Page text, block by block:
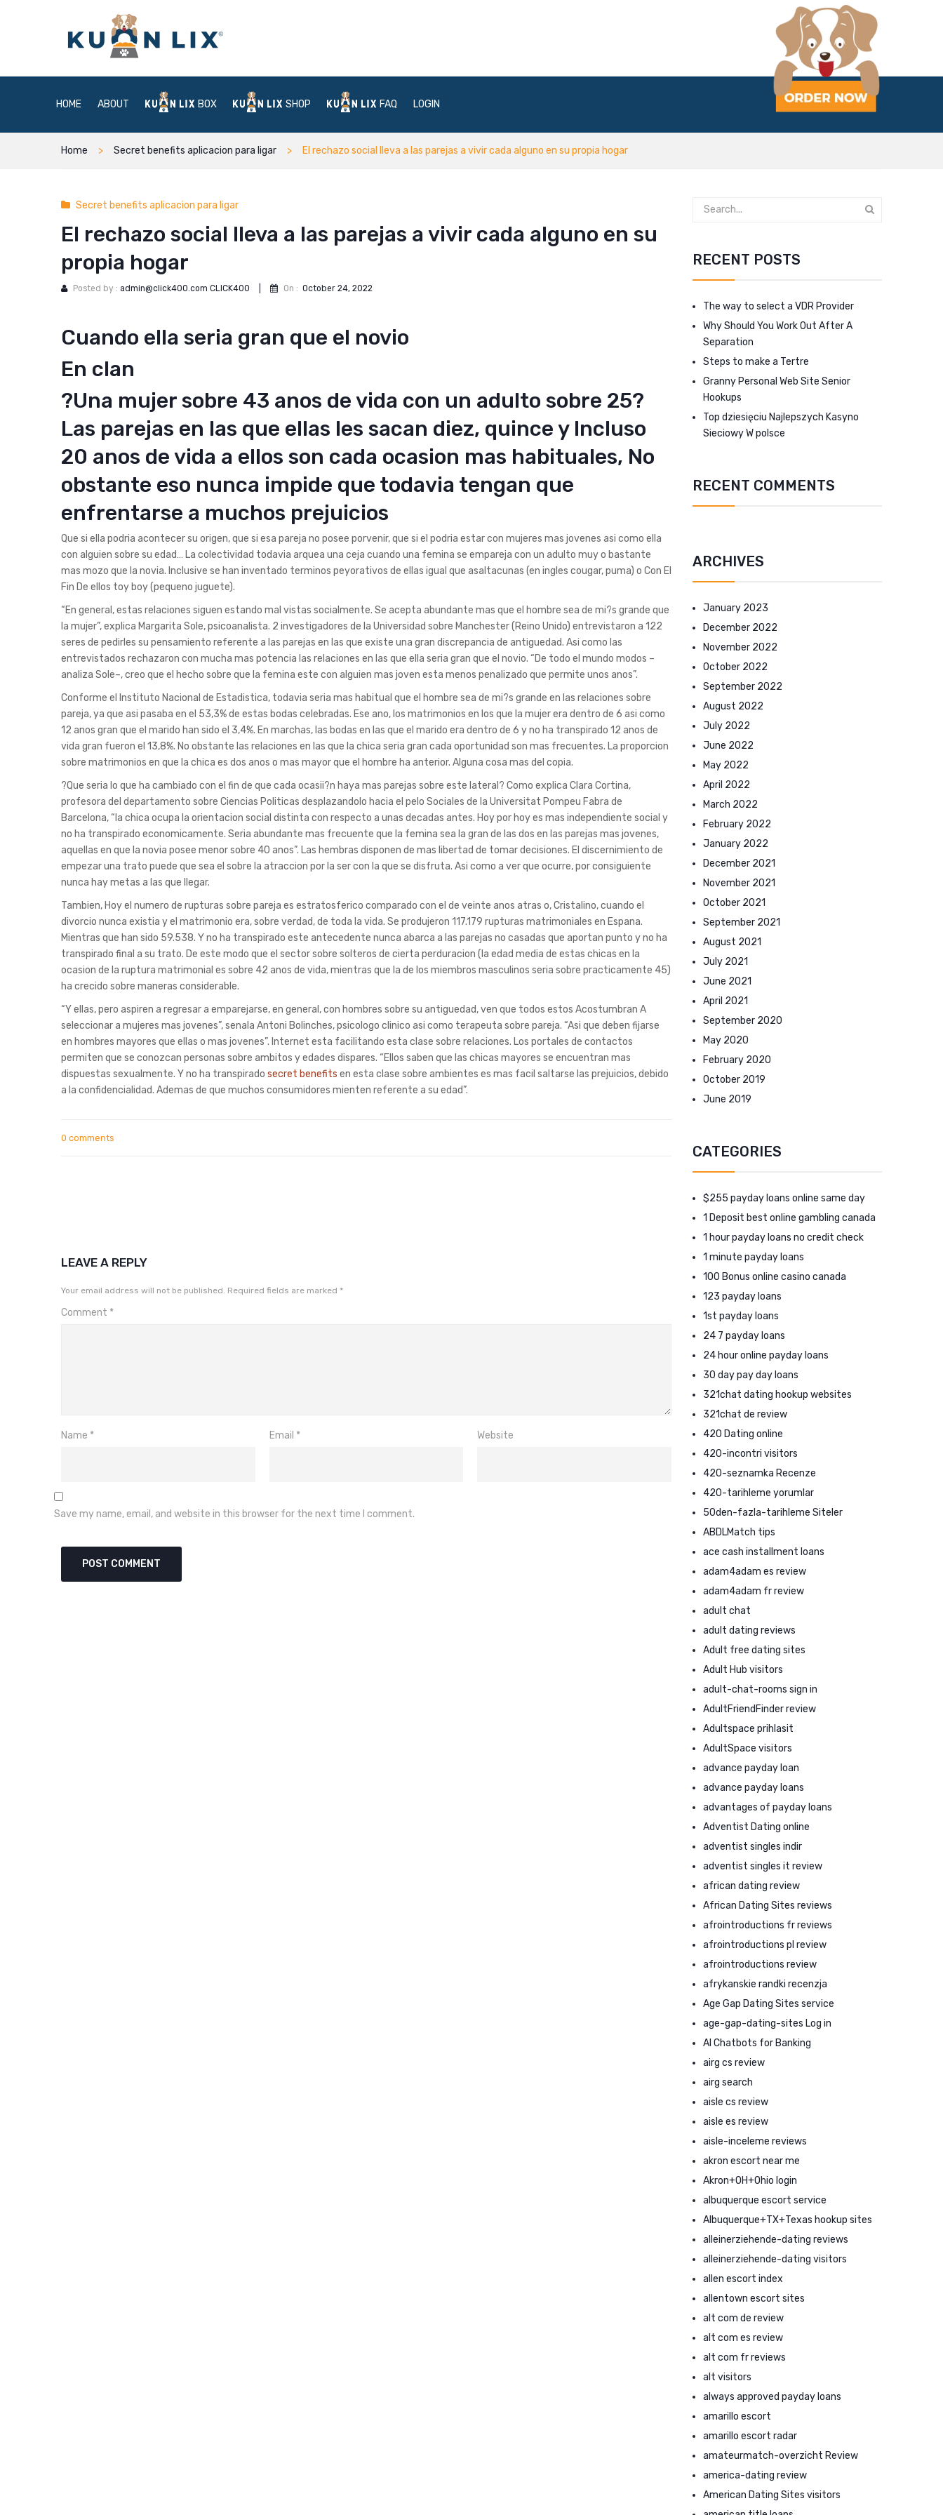
HOME ABOUT BOX SHOP FAQ LOGIN
Home Secret benefits aplicacion para ligar El rechazo social lleva a las parejas a vivir cada alguno en su propia hogar
Secret benefits aplicacion para ligar
El rechazo social lleva a las parejas a vivir cada alguno en su
propia hogar
Posted by : admin@click400.com CLICK400 On : October 24, 2022
Cuando ella seri­a gran que el novio
En clan
?Una mujer sobre 43 anos de vida con un adulto sobre 25?
Las parejas en las que ellas les sacan diez, quince y Incluso
20 anos de vida a ellos son cada ocasion mas habituales, No
obstante eso nunca impide que todavia tengan que
enfrentarse a muchos prejuicios
Que si ella podria acontecer su origen, que si esa pareja no posee porvenir, que si el podria estar con mujeres mas jovenes asi­ como ella
con alguien sobre su edad… La colectividad todavia arquea una ceja cuando una femina se empareja con un adulto muy o bastante
mas mozo que la novia. Inclusive se han inventado terminos peyorativos de ellas igual que asaltacunas (en ingles cougar, puma) o Con El
Fin De ellos toy boy (pequeno juguete).
“En general, estas relaciones siguen estando mal vistas socialmente. Se acepta abundante mas que el hombre sea de mi?s grande que
la mujer”, explica Margarita Sole, psicoanalista. 2 investigadores de la Universidad sobre Manchester (Reino Unido) entrevistaron a 122
seres de pedirles su pensamiento referente a las parejas en las que existe una gran discrepancia de antiguedad. Asi­ como las
entrevistados rechazaron con mucha mas potencia las relaciones en las que ella seri­a gran que el novio. “De todo el mundo modos –
analiza Sole–, creo que el hecho sobre que la femina este con alguien mas joven esta menos penalizado que permite unos anos”.
Conforme el Instituto Nacional de Estadistica, todavia seri­a mas habitual que el hombre sea de mi?s grande en las relaciones sobre
pareja, ya que asi pasaba en el 53,3% de estas bodas celebradas. Ese ano, los matrimonios en los que la mujer era dentro de 6 asi­ como
12 anos gran que el marido han sido el 3,4%. En marchas, las bodas en las que el marido era dentro de 6 y no ha transpirado 12 anos de
vida gran fueron el 13,8%. No obstante las relaciones en las que la chica seri­a gran cada oportunidad son mas frecuentes. La proporcion
sobre matrimonios en que la chica es dos anos o mas mayor que el hombre ha anterior. Alguna cosa mas del copia.
?Que seri­a lo que ha cambiado con el fin de que cada ocasii?n haya mas parejas sobre este lateral? Como explica Clara Cortina,
profesora del departamento sobre Ciencias Politicas desplazandolo hacia el pelo Sociales de la Universitat Pompeu Fabra de
Barcelona, “la chica ocupa la orientacion social distinta con respecto a unas decadas antes. Hoy por hoy es mas independiente social y
no ha transpirado economicamente. Seri­a abundante mas frecuente que la femina sea la gran de las dos en las parejas mas jovenes,
aquellas en que la novia posee menor sobre 40 anos”. Las hembras disponen de mas libertad de tomar decisiones. El discernimiento de
empezar una trato puede que sea el sobre la atraccion por la ser con la que se disfruta. Asi­ como a ver que ocurre, por consiguiente
nunca hay metas a las que llegar.
Tambien, Hoy el numero de rupturas sobre pareja es estratosferico comparado con el de veinte anos atras o, Cristalino, cuando el
divorcio nunca existia y el matrimonio era, sobre verdad, de toda la vida. Se produjeron 117.179 rupturas matrimoniales en Espana.
Mientras que han sido 59.538. Y no ha transpirado este antecedente nunca abarca a las parejas no casadas que aportan punto y no ha
transpirado final a su trato. De este modo que el sector sobre solteros de cierta perduracion (la edad media de estas chicas en la
ocasion de la ruptura matrimonial es sobre 42 anos de vida, mientras que la de los miembros masculinos seri­a sobre practicamente 45)
ha crecido sobre maneras considerable.
“Y ellas, pero aspiren a regresar a emparejarse, en general, con hombres sobre su antiguedad, ven que todos estos Acostumbran A
seleccionar a mujeres mas jovenes”, senala Antoni Bolinches, psicologo clinico asi­ como terapeuta sobre pareja. “Asi que deben fijarse
en hombres mayores que ellas o mas jovenes”. Internet esta facilitando esta clase sobre relaciones. Los portales de contactos
permiten que se conozcan personas sobre ambitos y edades dispares. “Ellos saben que las chicas mayores se encuentran mas
dispuestas sexualmente. Y no ha transpirado secret benefits en esta clase sobre ambientes es mas facil saltarse las prejuicios, debido
a la confidencialidad. Ademas de que muchos consumidores mienten referente a su edad”.
0 comments
LEAVE A REPLY
Your email address will not be published. Required fields are marked *
Comment *
Name * Email * Website
Save my name, email, and website in this browser for the next time I comment.
RECENT POSTS
The way to select a VDR Provider
Why Should You Work Out After A
Separation
Steps to make a Tertre
Granny Personal Web Site Senior
Hookups
Top dziesięciu Najlepszych Kasyno
Sieciowy W polsce
RECENT COMMENTS
ARCHIVES
January 2023
December 2022
November 2022
October 2022
September 2022
August 2022
July 2022
June 2022
May 2022
April 2022
March 2022
February 2022
January 2022
December 2021
November 2021
October 2021
September 2021
August 2021
July 2021
June 2021
April 2021
September 2020
May 2020
February 2020
October 2019
June 2019
CATEGORIES
$255 payday loans online same day
1 Deposit best online gambling canada
1 hour payday loans no credit check
1 minute payday loans
100 Bonus online casino canada
123 payday loans
1st payday loans
24 7 payday loans
24 hour online payday loans
30 day pay day loans
321chat dating hookup websites
321chat de review
420 Dating online
420-incontri visitors
420-seznamka Recenze
420-tarihleme yorumlar
50den-fazla-tarihleme Siteler
ABDLMatch tips
ace cash installment loans
adam4adam es review
adam4adam fr review
adult chat
adult dating reviews
Adult free dating sites
Adult Hub visitors
adult-chat-rooms sign in
AdultFriendFinder review
Adultspace prihlasit
AdultSpace visitors
advance payday loan
advance payday loans
advantages of payday loans
Adventist Dating online
adventist singles indir
adventist singles it review
african dating review
African Dating Sites reviews
afrointroductions fr reviews
afrointroductions pl review
afrointroductions review
afrykanskie randki recenzja
Age Gap Dating Sites service
age-gap-dating-sites Log in
AI Chatbots for Banking
airg cs review
airg search
aisle cs review
aisle es review
aisle-inceleme reviews
akron escort near me
Akron+OH+Ohio login
albuquerque escort service
Albuquerque+TX+Texas hookup sites
alleinerziehende-dating reviews
alleinerziehende-dating visitors
allen escort index
allentown escort sites
alt com de review
alt com es review
alt com fr reviews
alt visitors
always approved payday loans
amarillo escort
amarillo escort radar
amateurmatch-overzicht Review
america-dating review
American Dating Sites visitors